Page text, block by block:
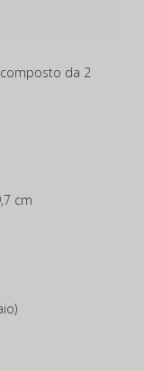
da 2
cm